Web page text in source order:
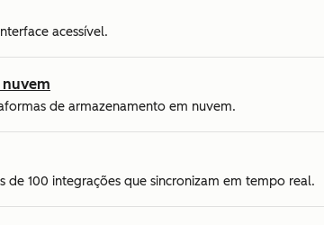
acessível.
de armazenamento em nuvem.
100 integrações que sincronizam em tempo real.